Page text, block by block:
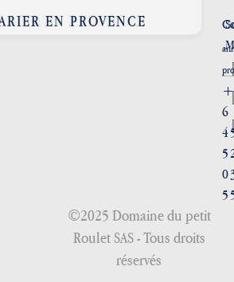
EN PROVENCE
6
©2025 Domaine du petit
Roulet SAS - Tous droits
réservés